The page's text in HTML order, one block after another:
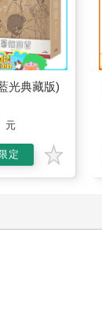
光典藏版)
元
定